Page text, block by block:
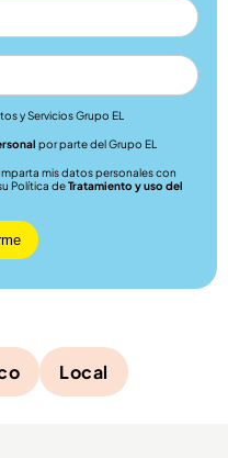
y Servicios Grupo EL
por parte del Grupo EL
mis datos personales con
Política deTratamiento y uso del
Local